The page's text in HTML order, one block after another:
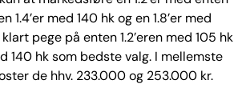
1.4’er med 140 hk og en 1.8’er med
pege på enten 1.2’eren med 105 hk
140 hk som bedste valg. I mellemste
de hhv. 233.000 og 253.000 kr.